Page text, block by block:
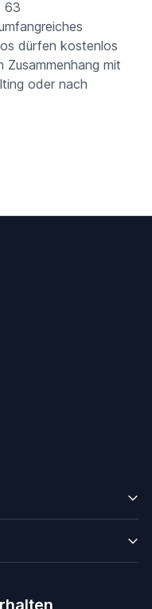
63
dürfen kostenlos
mit
oder nach